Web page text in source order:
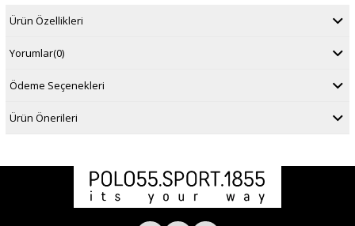
Ürün Özellikleri
Yorumlar(0)
Ödeme Seçenekleri
Ürün Önerileri